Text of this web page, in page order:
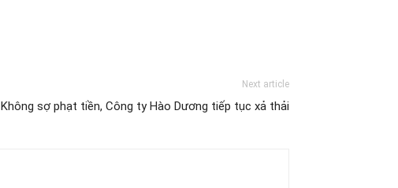
Next article
Không sợ phạt tiền, Công ty Hào Dương tiếp tục xả thải